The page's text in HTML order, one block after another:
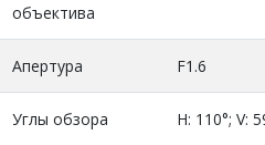
объектива
Апертура F1.6
Углы обзора H: 110°; V: